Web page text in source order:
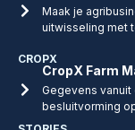
Maak je
uitwisseling met
CROPX
CropX Farm
Gegevens
besluitvorming